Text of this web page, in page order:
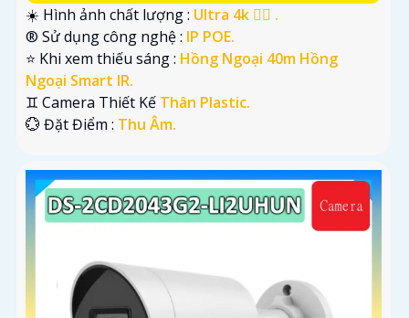
☀️ Hình ảnh chất lượng : Ultra 4k 👍🏾 .
®️ Sử dụng công nghệ : IP POE.
⭐ Khi xem thiếu sáng : Hồng Ngoại 40m Hồng
Ngoại Smart IR.
♊ Camera Thiết Kế Thân Plastic.
️💮 Đặt Điểm : Thu Âm.